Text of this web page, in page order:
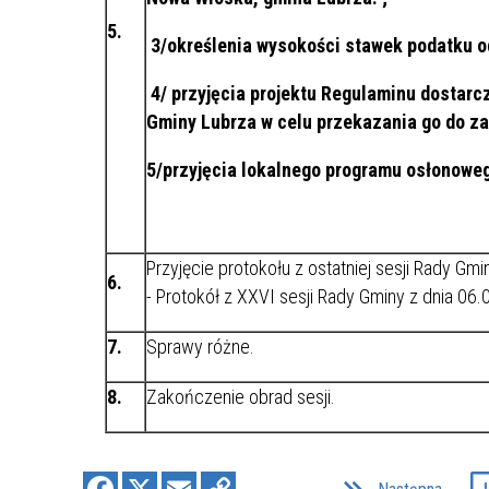
EDYCJA 2/2021
PRZEBUDOWA DROGI GMINNEJ W M.
NOWA WIOSKA
NR.WNIOSKU:
02/2021/7014/POLSKILAD
KWOTA WNIOSKOWANA:
1.493.445.90 ZŁ
EDYCJA 2/2021
PRZEBUDOWA DROGI GMINNEJ W M.
BORYSZYN - ETAP II
NR.WNIOSKU:
02/2021/7017/POLSKILAD
KWOTA WNIOSKOWANA:
1.520.000.00 ZŁ
ZREALIZOWANE
EDYCJA 2/2021
LUBRZA W MIEJSCOWOŚCI BUCZE
ORAZ ZAGÓRZE
5.
3/określenia wysokości stawek podatku
4/przyjęcia projektu Regulaminu
Gminy Lubrza w celu przekazania go do
5/przyjęcia lokalnego programu
6.
Przyjęcie protokołu z ostatniej sesji Rady
- Protokół z XXVI sesji Rady Gminy z dnia
7. Sprawy różne.
8. Zakończenie obrad sesji.